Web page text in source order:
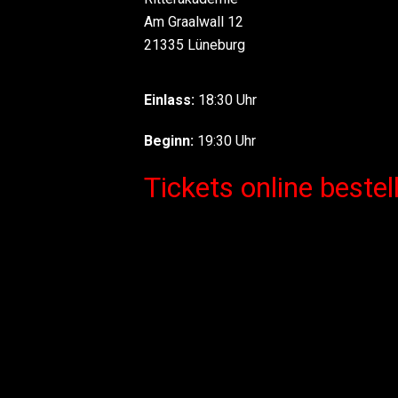
Am Graalwall 12
21335 Lüneburg
Einlass: 18:30 Uhr
Beginn: 19:30 Uhr
Tickets online